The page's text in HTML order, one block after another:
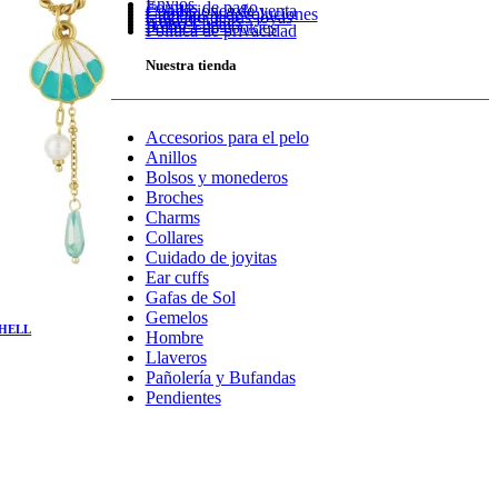
Formas de pago
Condiciones de venta
Cambios y devoluciones
Cuidado de tus joyas
Guía de tallas
Aviso Legal
Política de cookies
Política de privacidad
Nuestra tienda
Accesorios para el pelo
Anillos
Bolsos y monederos
Broches
Charms
Collares
Cuidado de joyitas
Ear cuffs
Gafas de Sol
Gemelos
Hombre
Llaveros
Pañolería y Bufandas
Pendientes